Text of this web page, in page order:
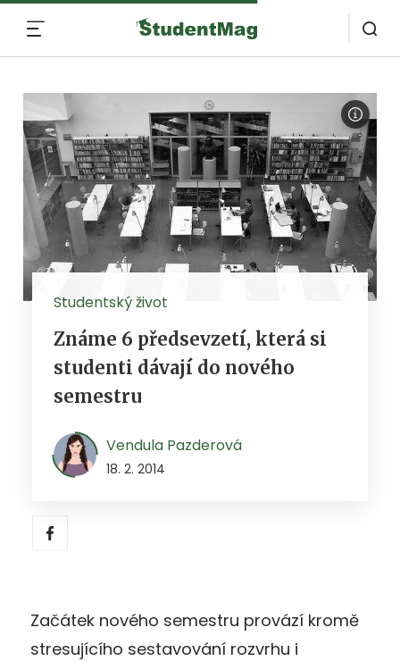
Studentský život
Známe 6 předsevzetí, která si
studenti dávají do nového
semestru
Vendula Pazderová
18. 2. 2014
Začátek nového semestru provází kromě
stresujícího sestavování rozvrhu i